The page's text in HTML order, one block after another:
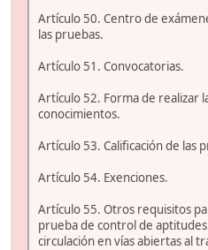
Artículo 50. Centro de
las pruebas.
Artículo 51. Convocatorias.
Artículo 52. Forma de realizar
conocimientos.
Artículo 53. Calificación de las
Artículo 54. Exenciones.
Artículo 55. Otros requisitos
prueba de control de
circulación en vías abiertas al